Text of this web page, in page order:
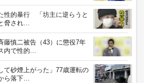
性的暴行 「坊主に逆らうと
脅され…
藤慎二被告（43）に懲役7年
内で性的…
て砂煙上がった」77歳運転の
ら落下…